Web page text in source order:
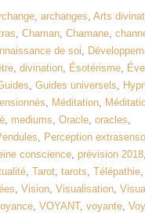
,archanges,Arts
,Chaman,Chamane,
de soi,
,divination, Ésotérisme,
,Guides universels,
, Méditation,
, mediums,Oracle,oracles,
, Perception
conscience, prévision 2018,
,Tarot,tarots,Télépathie
,Vision,Visualisation,
,VOYANT,voyante,